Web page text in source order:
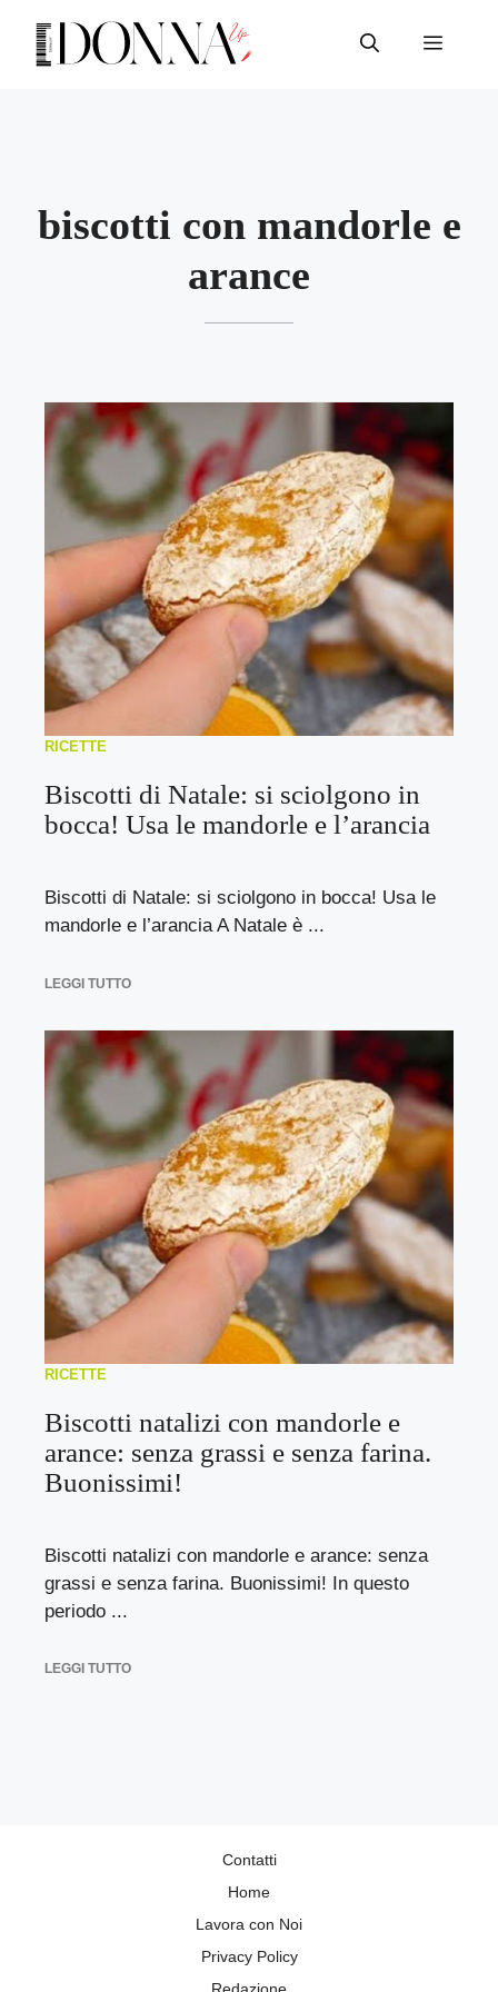
contenuto
Menu
biscotti con mandorle e
arance
RICETTE
Biscotti di Natale: si sciolgono in
bocca! Usa le mandorle e l’arancia
Biscotti di Natale: si sciolgono in bocca! Usa le
mandorle e l’arancia A Natale è ...
LEGGI TUTTO
RICETTE
Biscotti natalizi con mandorle e
arance: senza grassi e senza farina.
Buonissimi!
Biscotti natalizi con mandorle e arance: senza
grassi e senza farina. Buonissimi! In questo
periodo ...
LEGGI TUTTO
Contatti
Home
Lavora con Noi
Privacy Policy